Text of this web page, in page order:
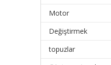
Motor
Değiştirmek
topuzlar